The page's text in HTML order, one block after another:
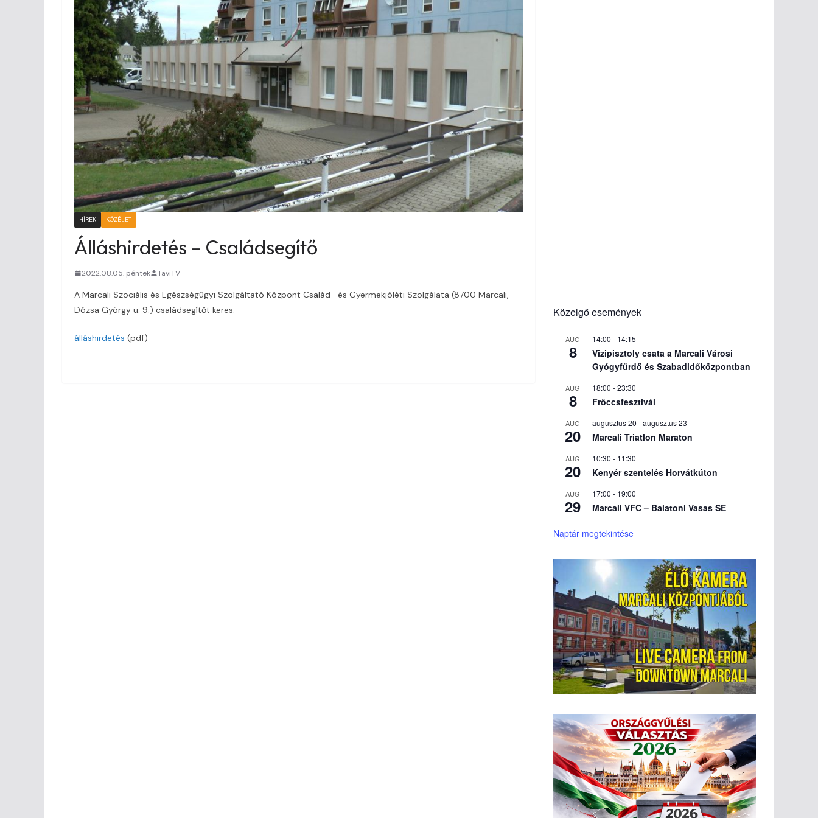
HÍREK KÖZÉLET
Álláshirdetés – Családsegítő
2022.08.05. péntek TaviTV
A Marcali Szociális és Egészségügyi Szolgáltató Központ Család- és Gyermekjóléti Szolgálata (8700 Marcali,
Dózsa György u. 9.) családsegítőt keres.
álláshirdetés (pdf)
Közelgő események
AUG
8
14:00 - 14:15
Vizipisztoly csata a Marcali Városi
Gyógyfürdő és Szabadidőközpontban
AUG
8
18:00 -23:30
Fröccsfesztivál
AUG
20
augusztus 20 -augusztus 23
Marcali Triatlon Maraton
AUG
20
10:30 - 11:30
Kenyér szentelés Horvátkúton
AUG
29
17:00 - 19:00
Marcali VFC – Balatoni Vasas SE
Naptár megtekintése